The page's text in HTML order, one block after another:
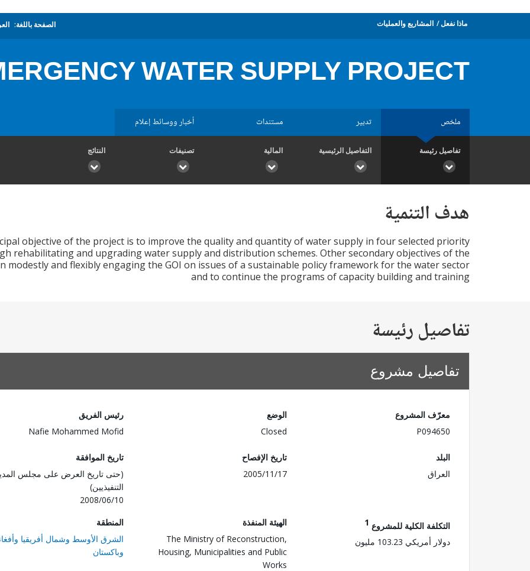
ماذا نفعل المشاريع والعمليات الصفحة باللغة:
WATER SUPPLY PROJECT
ملخص تدبير مستندات أخبار ووسائط إعلام
تفاصيل رئيسة التفاصيل الرئيسية المالية تصنيفات النتائج
هدف التنمية
objective of the project is to improve the quality and quantity of water supply in four selected priority
rehabilitating and upgrading water supply and distribution schemes. Other secondary objectives of the
modestly and flexibly engaging the GOI on issues of a sustainable policy framework for the water sector
and to continue the programs of capacity building and training
تفاصيل رئيسة
تفاصيل مشروع
معرّف المشروع
P094650
الوضع
Closed
رئيس الفريق
Nafie Mohammed Mofid
البلد
العراق
تاريخ الإفصاح
2005/11/17
تاريخ الموافقة
(حتى تاريخ العرض على مجلس
التنفيذيين)
2008/06/10
التكلفة الكلية للمشروع 1
دولار أمريكي 103.23 مليون
الهيئة المنفذة
The Ministry of Reconstruction,
Housing, Municipalities and Public
Works
المنطقة
الشرق الأوسط وشمال أفريقيا
وباكستان